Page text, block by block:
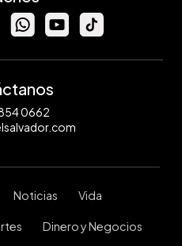
0662
Noticias Vida
Dinero y Negocios